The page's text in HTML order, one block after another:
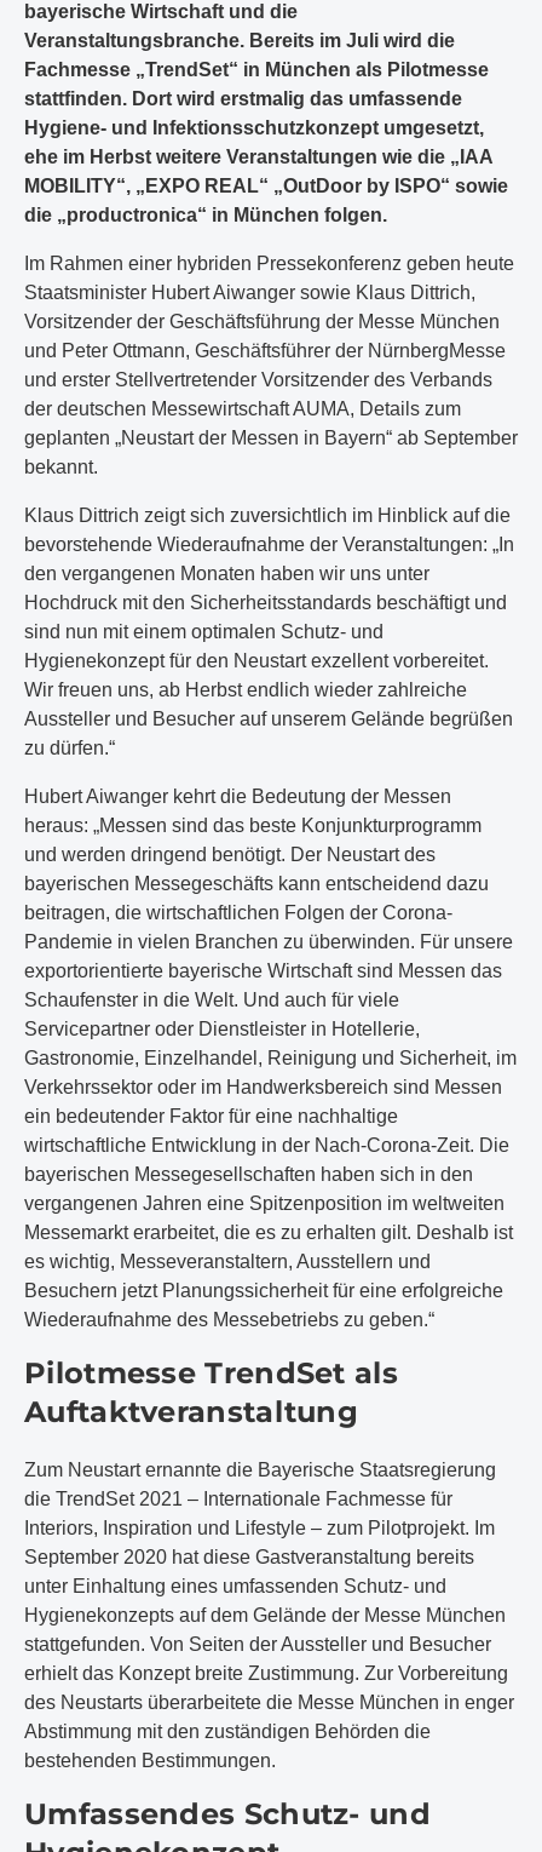
bayerische Wirtschaft und die
Veranstaltungsbranche. Bereits im Juli wird die
Fachmesse „TrendSet“ in München als Pilotmesse
stattfinden. Dort wird erstmalig das umfassende
Hygiene- und Infektionsschutzkonzept umgesetzt,
ehe im Herbst weitere Veranstaltungen wie die „IAA
MOBILITY“, „EXPO REAL“ „OutDoor by ISPO“ sowie
die „productronica“ in München folgen.
Im Rahmen einer hybriden Pressekonferenz geben heute
Staatsminister Hubert Aiwanger sowie Klaus Dittrich,
Vorsitzender der Geschäftsführung der Messe München
und Peter Ottmann, Geschäftsführer der NürnbergMesse
und erster Stellvertretender Vorsitzender des Verbands
der deutschen Messewirtschaft AUMA, Details zum
geplanten „Neustart der Messen in Bayern“ ab September
bekannt.
Klaus Dittrich zeigt sich zuversichtlich im Hinblick auf die
bevorstehende Wiederaufnahme der Veranstaltungen: „In
den vergangenen Monaten haben wir uns unter
Hochdruck mit den Sicherheitsstandards beschäftigt und
sind nun mit einem optimalen Schutz- und
Hygienekonzept für den Neustart exzellent vorbereitet.
Wir freuen uns, ab Herbst endlich wieder zahlreiche
Aussteller und Besucher auf unserem Gelände begrüßen
zu dürfen.“
Hubert Aiwanger kehrt die Bedeutung der Messen
heraus: „Messen sind das beste Konjunkturprogramm
und werden dringend benötigt. Der Neustart des
bayerischen Messegeschäfts kann entscheidend dazu
beitragen, die wirtschaftlichen Folgen der Corona-
Pandemie in vielen Branchen zu überwinden. Für unsere
exportorientierte bayerische Wirtschaft sind Messen das
Schaufenster in die Welt. Und auch für viele
Servicepartner oder Dienstleister in Hotellerie,
Gastronomie, Einzelhandel, Reinigung und Sicherheit, im
Verkehrssektor oder im Handwerksbereich sind Messen
ein bedeutender Faktor für eine nachhaltige
wirtschaftliche Entwicklung in der Nach-Corona-Zeit. Die
bayerischen Messegesellschaften haben sich in den
vergangenen Jahren eine Spitzenposition im weltweiten
Messemarkt erarbeitet, die es zu erhalten gilt. Deshalb ist
es wichtig, Messeveranstaltern, Ausstellern und
Besuchern jetzt Planungssicherheit für eine erfolgreiche
Wiederaufnahme des Messebetriebs zu geben.“
Pilotmesse TrendSet als
Auftaktveranstaltung
Zum Neustart ernannte die Bayerische Staatsregierung
die TrendSet 2021 – Internationale Fachmesse für
Interiors, Inspiration und Lifestyle – zum Pilotprojekt. Im
September 2020 hat diese Gastveranstaltung bereits
unter Einhaltung eines umfassenden Schutz- und
Hygienekonzepts auf dem Gelände der Messe München
stattgefunden. Von Seiten der Aussteller und Besucher
erhielt das Konzept breite Zustimmung. Zur Vorbereitung
des Neustarts überarbeitete die Messe München in enger
Abstimmung mit den zuständigen Behörden die
bestehenden Bestimmungen.
Umfassendes Schutz- und